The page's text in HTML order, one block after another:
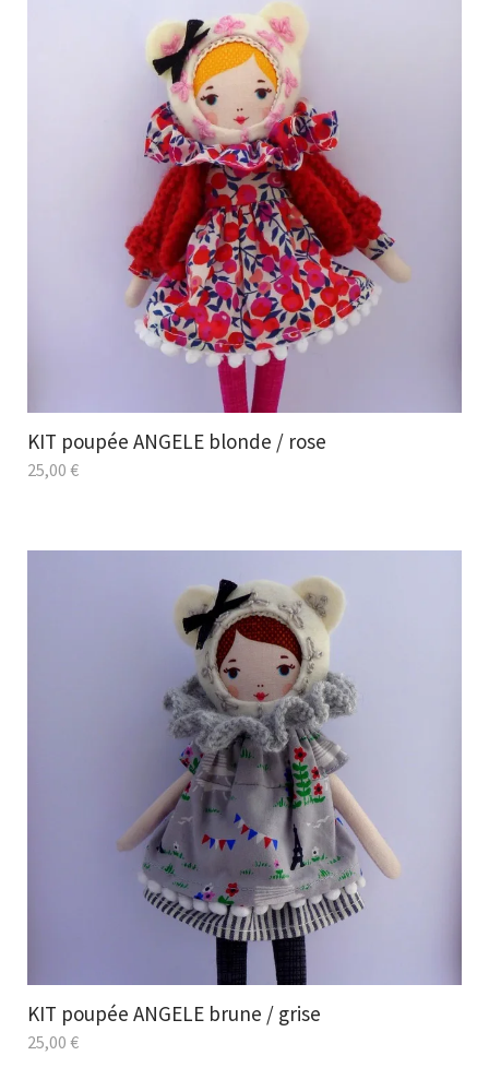
KIT poupée ANGELE blonde / rose
25,00 €
KIT poupée ANGELE brune / grise
25,00 €